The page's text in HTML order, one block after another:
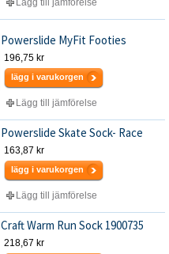
Lägg till jämförelse
Powerslide MyFit Footies
196,75 kr
lägg i varukorgen
Lägg till jämförelse
Powerslide Skate Sock- Race
163,87 kr
lägg i varukorgen
Lägg till jämförelse
Craft Warm Run Sock 1900735
218,67 kr